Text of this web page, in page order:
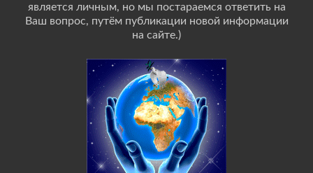
является личным, но мы постараемся ответить на
Ваш вопрос, путём публикации новой информации
на сайте.)